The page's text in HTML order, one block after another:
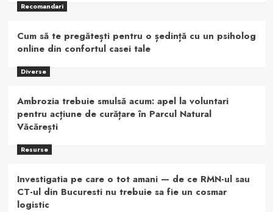
Recomandari
Cum să te pregătești pentru o ședință cu un psiholog
online din confortul casei tale
Diverse
Ambrozia trebuie smulsă acum: apel la voluntari
pentru acțiune de curățare în Parcul Natural
Văcărești
Resurse
Investigatia pe care o tot amani — de ce RMN-ul sau
CT-ul din Bucuresti nu trebuie sa fie un cosmar
logistic